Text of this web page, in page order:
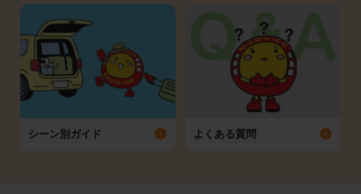
シーン別ガイド よくある質問